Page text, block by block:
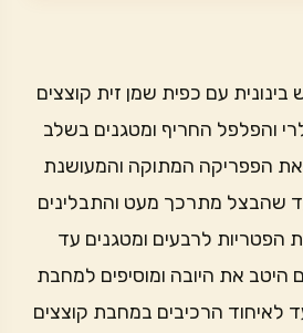
עם כפית שמן זית קוצצים
והפלפל החריף ומטגנים בשלב
את הפפריקה המתוקה והמעושנת
שהבצל מתרכך מעט והתבלינים
הפטריות לרבעים ומטגנים עד
את היובה ומוסיפים למחבת
לאיחוד הרכיבים במחבת קוצצים